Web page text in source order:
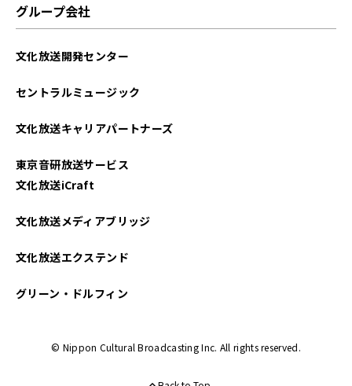
2025年04月
2024年11月
2024年10月
2024年09月
グループ会社
文化放送開発センター
セントラルミュージック
文化放送キャリアパートナーズ
東京音研放送サービス
文化放送iCraft
文化放送メディアブリッジ
文化放送エクステンド
グリーン・ドルフィン
© Nippon Cultural Broadcasting Inc. All rights reserved.